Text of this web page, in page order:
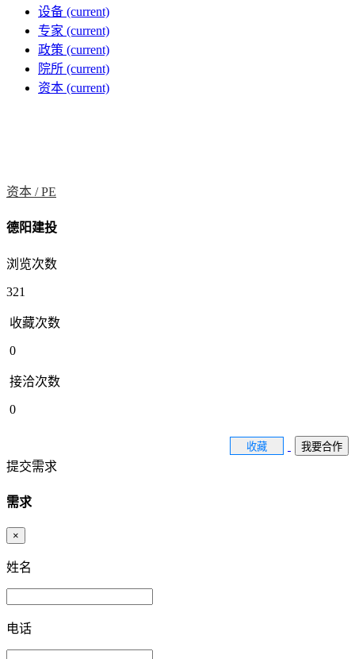
设备 (current)
专家 (current)
政策 (current)
院所 (current)
资本 (current)
资本 /PE
德阳建投
浏览次数
321
收藏次数
0
接洽次数
0
收藏 我要合作
提交需求
需求
×
姓名
电话